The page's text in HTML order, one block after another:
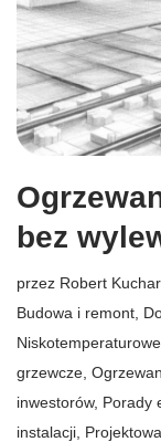
bez
przez Robert
Budowa i remont
grzewcze
inwestorów, Porady
instalacji